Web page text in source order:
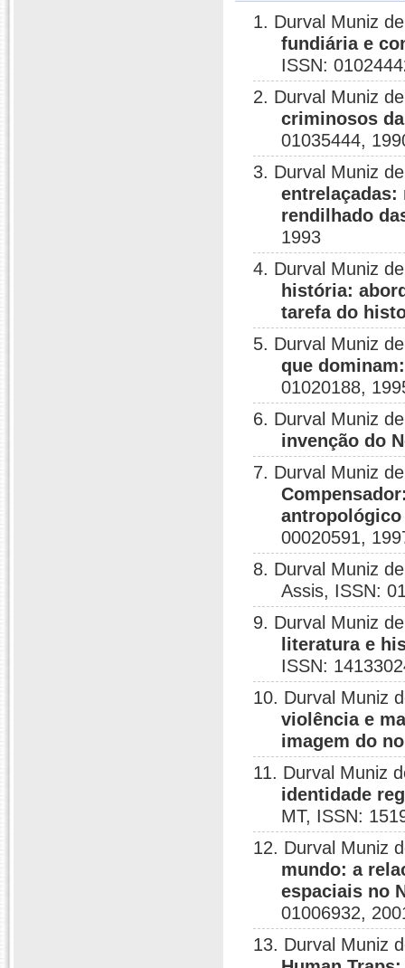
1. Durval Muniz
fundiária e
ISSN:
2. Durval Muniz
criminosos
01035444,
3. Durval Muniz
entrelaçadas:
rendilhado
1993
4. Durval Muniz
história:
tarefa do
5. Durval Muniz
que
01020188,
6. Durval Muniz
invenção do
7. Durval Muniz
00020591,
8. Durval Muniz
Assis, ISSN:
9. Durval Muniz
literatura e
ISSN:
10. Durval Muniz
violência e
imagem do
11. Durval Muniz
identidade
MT, ISSN:
12. Durval Muniz
mundo: a
espaciais no
01006932,
13. Durval Muniz